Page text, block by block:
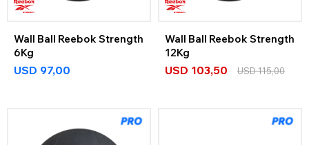
Wall Ball Reebok Strength
6Kg
USD 97,00
Wall Ball Reebok Strength
12Kg
USD 103,50 USD115,00